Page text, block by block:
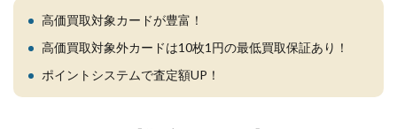
高価買取対象カードが豊富！
高価買取対象外カードは10枚1円の最低買取保証あり！
ポイントシステムで査定額UP！